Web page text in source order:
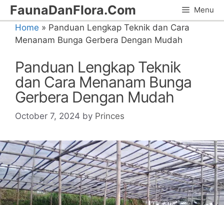
Skip
to
content
FaunaDanFlora.Com Menu
Home » Panduan Lengkap Teknik dan Cara
Menanam Bunga Gerbera Dengan Mudah
Panduan Lengkap Teknik
dan Cara Menanam Bunga
Gerbera Dengan Mudah
October 7, 2024 by Princes